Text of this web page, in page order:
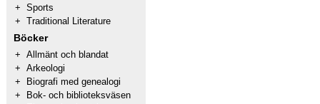
+ Sports
+ Traditional Literature
Böcker
+ Allmänt och blandat
+ Arkeologi
+
Biografi med genealogi
+
Bok- och biblioteksväsen